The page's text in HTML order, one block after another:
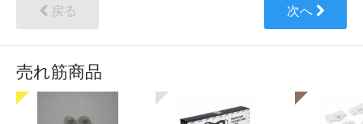
戻る 次へ
売れ筋商品